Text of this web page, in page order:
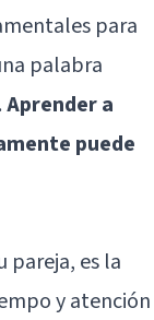
para
palabra
Aprender a
puede
pareja, es la
y atención